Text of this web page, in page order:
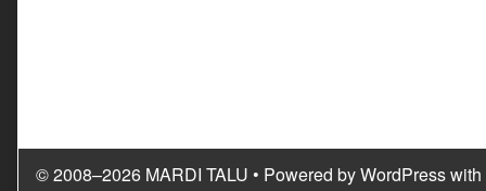
© 2008–2026 MARDI TALU • Powered byWordPresswith